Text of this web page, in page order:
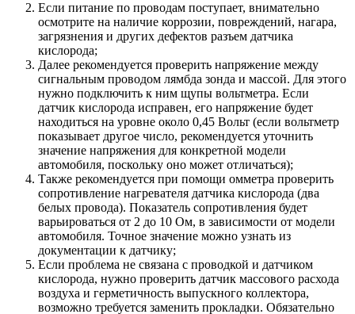
Если питание по проводам поступает, внимательно
осмотрите на наличие коррозии, повреждений, нагара,
загрязнения и других дефектов разъем датчика
кислорода;
Далее рекомендуется проверить напряжение между
сигнальным проводом лямбда зонда и массой. Для этого
нужно подключить к ним щупы вольтметра. Если
датчик кислорода исправен, его напряжение будет
находиться на уровне около 0,45 Вольт (если вольтметр
показывает другое число, рекомендуется уточнить
значение напряжения для конкретной модели
автомобиля, поскольку оно может отличаться);
Также рекомендуется при помощи омметра проверить
сопротивление нагревателя датчика кислорода (два
белых провода). Показатель сопротивления будет
варьироваться от 2 до 10 Ом, в зависимости от модели
автомобиля. Точное значение можно узнать из
документации к датчику;
Если проблема не связана с проводкой и датчиком
кислорода, нужно проверить датчик массового расхода
воздуха и герметичность выпускного коллектора,
возможно требуется заменить прокладки. Обязательно